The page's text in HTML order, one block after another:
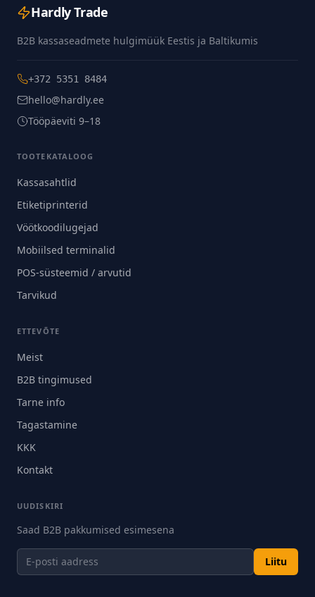
Hardly Trade
B2B kassaseadmete hulgimüük Eestis ja Baltikumis
+372 5351 8484
hello@hardly.ee
Tööpäeviti 9–18
TOOTEKATALOOG
Kassasahtlid
Etiketiprinterid
Vöötkoodilugejad
Mobiilsed terminalid
POS-süsteemid / arvutid
Tarvikud
ETTEVÕTE
Meist
B2B tingimused
Tarne info
Tagastamine
KKK
Kontakt
UUDISKIRI
Saad B2B pakkumised esimesena
Liitu